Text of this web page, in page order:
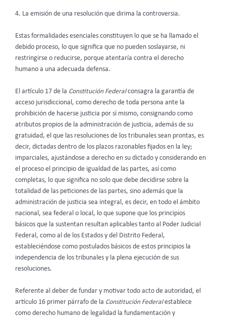
4. La emisión de una resolución que dirima la controversia.
Estas formalidades esenciales constituyen lo que se ha llamado el
debido proceso, lo que significa que no pueden soslayarse, ni
restringirse o reducirse, porque atentaría contra el derecho
humano a una adecuada defensa.
El artículo 17 de la Constitución Federalconsagra la garantía de
acceso jurisdiccional, como derecho de toda persona ante la
prohibición de hacerse justicia por sí mismo, consignando como
atributos propios de la administración de justicia, además de su
gratuidad, el que las resoluciones de los tribunales sean prontas, es
decir, dictadas dentro de los plazos razonables fijados en la ley;
imparciales, ajustándose a derecho en su dictado y considerando en
el proceso el principio de igualdad de las partes, así como
completas, lo que significa no solo que debe decidirse sobre la
totalidad de las peticiones de las partes, sino además que la
administración de justicia sea integral, es decir, en todo el ámbito
nacional, sea federal o local, lo que supone que los principios
básicos que la sustentan resultan aplicables tanto al Poder Judicial
Federal, como al de los Estados y del Distrito Federal,
estableciéndose como postulados básicos de estos principios la
independencia de los tribunales y la plena ejecución de sus
resoluciones.
Referente al deber de fundar y motivar todo acto de autoridad, el
artículo 16 primer párrafo de la Constitución Federalestablece
como derecho humano de legalidad la fundamentación y